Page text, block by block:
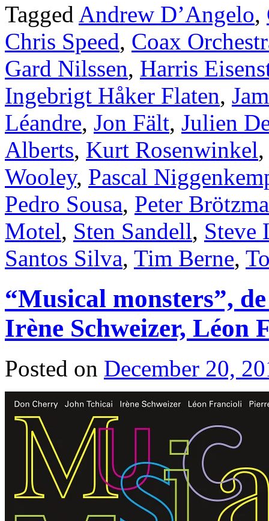
Tagged Andrew D’Angelo,
Chris Speed, Coax
Gard Nilssen, Harris
Ingebrigt Håker Flaten,
Léandre, Jon Fält, Julien
Alberts, Kurt Rosenwinkel
Wooley, Pascal
Pedro Sousa, Peter
Motel, Sten Sandell, Steve
Santos Silva, Tim Berne,
“Musical monsters”,
Irène Schweizer, Léon
Posted on December 20,